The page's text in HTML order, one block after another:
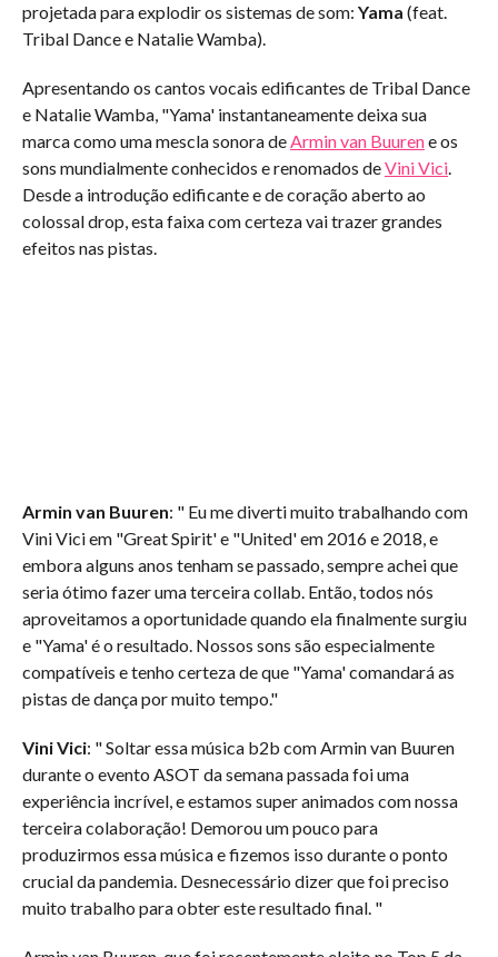
projetada para explodir os sistemas de som: Yama (feat.
Tribal Dance e Natalie Wamba).
Apresentando os cantos vocais edificantes de Tribal Dance
e Natalie Wamba, "Yama' instantaneamente deixa sua
marca como uma mescla sonora deArmin van Buurene os
sons mundialmente conhecidos e renomados deVini Vici.
Desde a introdução edificante e de coração aberto ao
colossal drop, esta faixa com certeza vai trazer grandes
efeitos nas pistas.
Armin van Buuren: " Eu me diverti muito trabalhando com
Vini Vici em "Great Spirit' e "United' em 2016 e 2018, e
embora alguns anos tenham se passado, sempre achei que
seria ótimo fazer uma terceira collab. Então, todos nós
aproveitamos a oportunidade quando ela finalmente surgiu
e "Yama' é o resultado. Nossos sons são especialmente
compatíveis e tenho certeza de que "Yama' comandará as
pistas de dança por muito tempo."
Vini Vici: " Soltar essa música b2b com Armin van Buuren
durante o evento ASOT da semana passada foi uma
experiência incrível, e estamos super animados com nossa
terceira colaboração! Demorou um pouco para
produzirmos essa música e fizemos isso durante o ponto
crucial da pandemia. Desnecessário dizer que foi preciso
muito trabalho para obter este resultado final. "